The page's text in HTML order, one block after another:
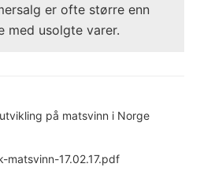
er ofte større enn
med usolgte varer.
på matsvinn i Norge
17.02.17.pdf